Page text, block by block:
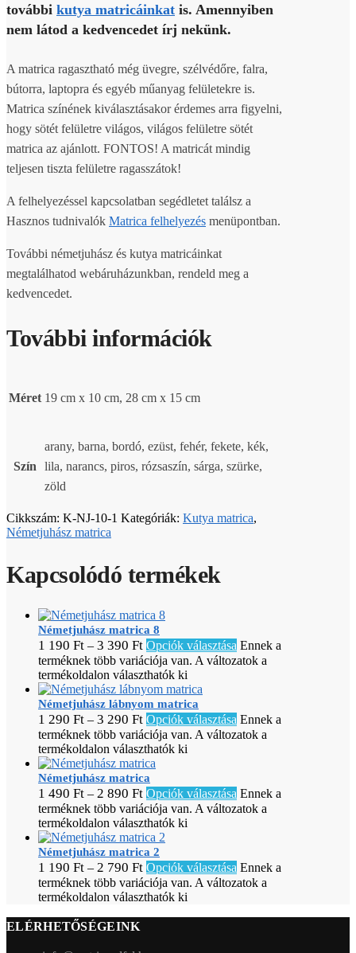
további kutya matricáinkat is. Amennyiben
nem látod a kedvencedet írj nekünk.
A matrica ragasztható még üvegre, szélvédőre, falra,
bútorra, laptopra és egyéb műanyag felületekre is.
Matrica színének kiválasztásakor érdemes arra figyelni,
hogy sötét felületre világos, világos felületre sötét
matrica az ajánlott. FONTOS! A matricát mindig
teljesen tiszta felületre ragasszátok!
A felhelyezéssel kapcsolatban segédletet találsz a
Hasznos tudnivalók Matrica felhelyezés menüpontban.
További németjuhász és kutya matricáinkat
megtalálhatod webáruházunkban, rendeld meg a
kedvencedet.
További információk
Méret 19 cm x 10 cm, 28 cm x 15 cm
Szín
arany, barna, bordó, ezüst, fehér, fekete, kék,
lila, narancs, piros, rózsaszín, sárga, szürke,
zöld
Cikkszám: K-NJ-10-1 Kategóriák: Kutya matrica,
Németjuhász matrica
Kapcsolódó termékek
Németjuhász matrica 8
1 190 Ft – 3 390 Ft Opciók választása Ennek a
terméknek több variációja van. A változatok a
termékoldalon választhatók ki
Németjuhász lábnyom matrica
1 290 Ft – 3 290 Ft Opciók választása Ennek a
terméknek több variációja van. A változatok a
termékoldalon választhatók ki
Németjuhász matrica
1 490 Ft – 2 890 Ft Opciók választása Ennek a
terméknek több variációja van. A változatok a
termékoldalon választhatók ki
Németjuhász matrica 2
1 190 Ft – 2 790 Ft Opciók választása Ennek a
terméknek több variációja van. A változatok a
termékoldalon választhatók ki
ELÉRHETŐSÉGEINK